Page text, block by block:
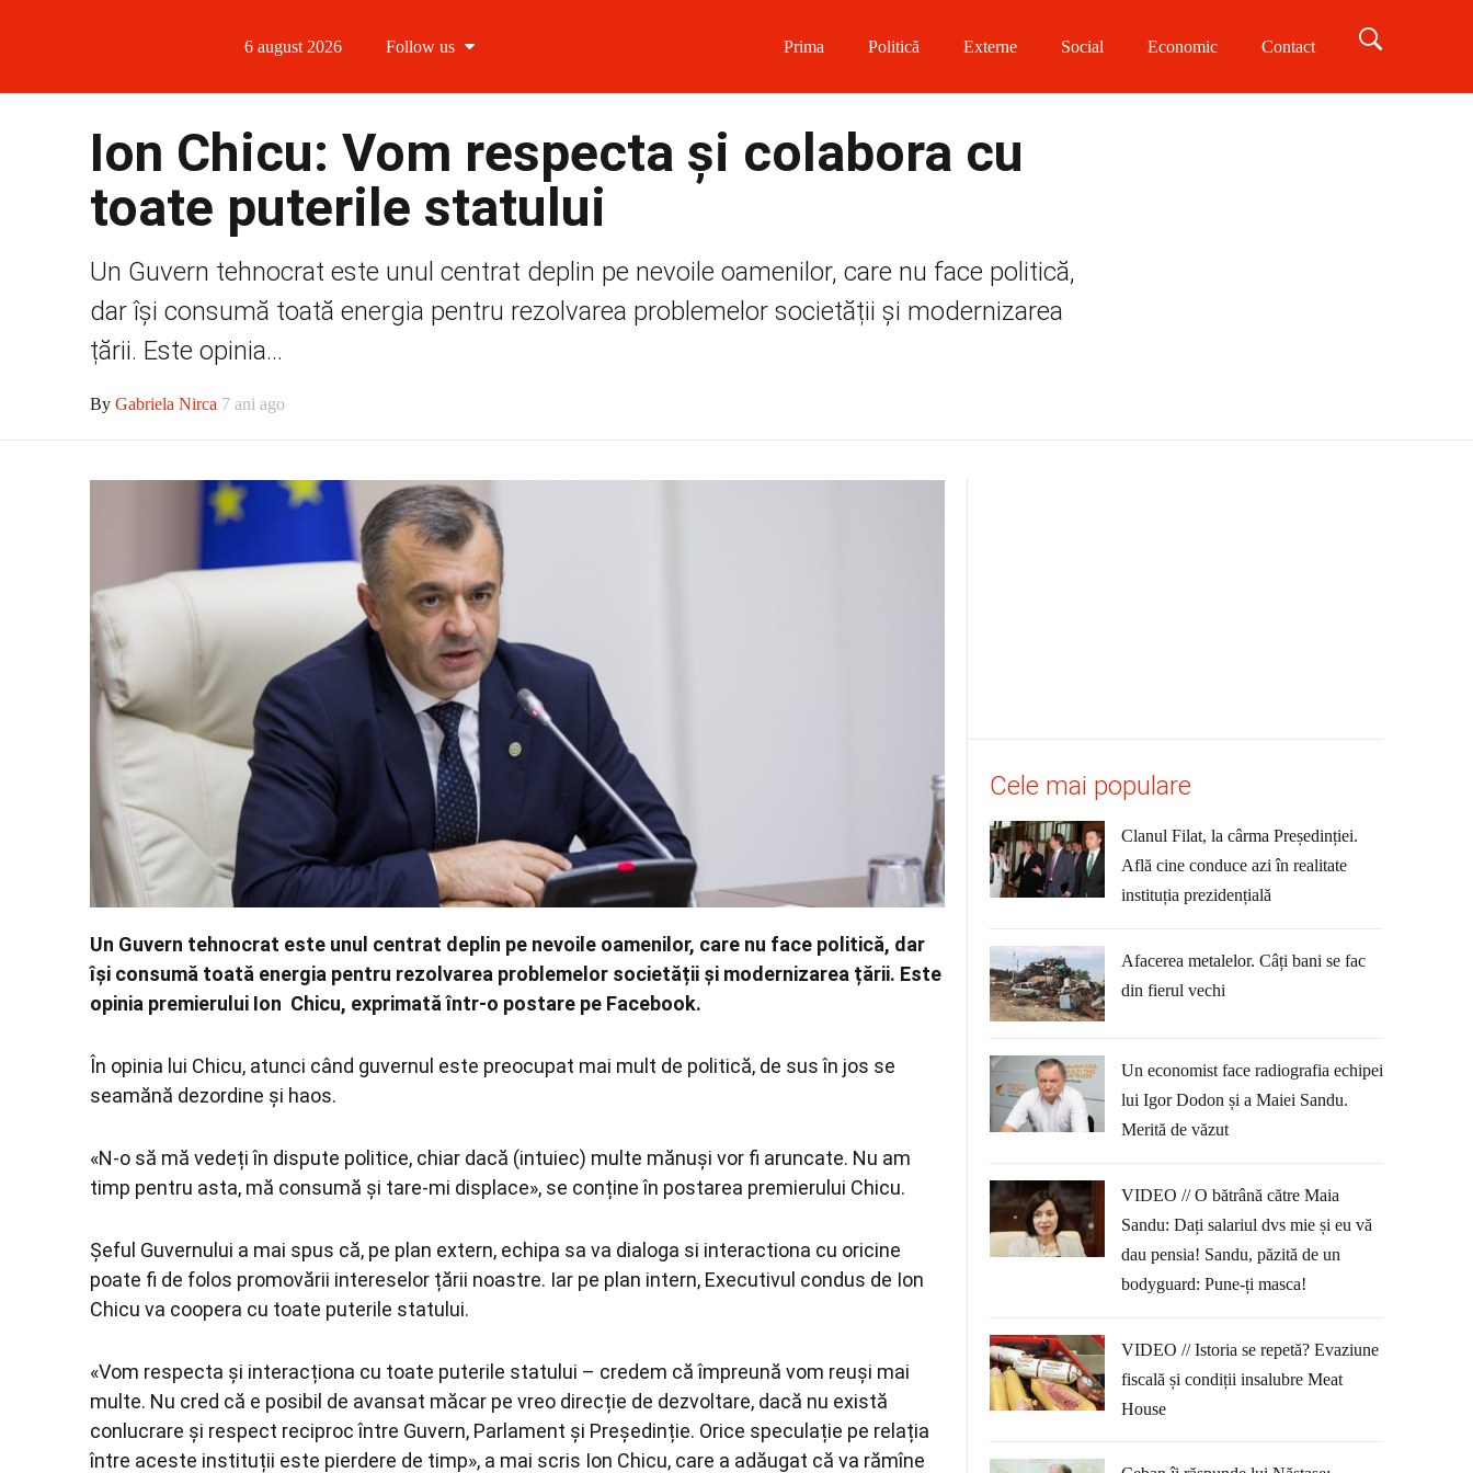
6 august 2026 Follow us
Follow us on Twitter
Follow us on Telegram
Prima Politică Externe Social Economic Contact
Ion Chicu: Vom respecta și colabora cu
toate puterile statului
Un Guvern tehnocrat este unul centrat deplin pe nevoile oamenilor, care nu face politică,
dar își consumă toată energia pentru rezolvarea problemelor societății și modernizarea
țării. Este opinia...
By Gabriela Nirca 7 ani ago
Un Guvern tehnocrat este unul centrat deplin pe nevoile oamenilor, care nu face politică, dar
își consumă toată energia pentru rezolvarea problemelor societății și modernizarea țării. Este
opinia premierului Ion Chicu, exprimată într-o postare pe Facebook.
În opinia lui Chicu, atunci când guvernul este preocupat mai mult de politică, de sus în jos se
seamănă dezordine și haos.
«N-o să mă vedeți în dispute politice, chiar dacă (intuiec) multe mănuși vor fi aruncate. Nu am
timp pentru asta, mă consumă și tare-mi displace», se conține în postarea premierului Chicu.
Șeful Guvernului a mai spus că, pe plan extern, echipa sa va dialoga si interactiona cu oricine
poate fi de folos promovării intereselor țării noastre. Iar pe plan intern, Executivul condus de Ion
Chicu va coopera cu toate puterile statului.
«Vom respecta și interacționa cu toate puterile statului – credem că împreună vom reuși mai
multe. Nu cred că e posibil de avansat măcar pe vreo direcție de dezvoltare, dacă nu există
conlucrare și respect reciproc între Guvern, Parlament și Președinție. Orice speculație pe relația
între aceste instituții este pierdere de timp», a mai scris Ion Chicu, care a adăugat că va rămîne
Cele mai populare
Clanul Filat, la cârma Președinției.
Află cine conduce azi în realitate
instituția prezidențială
Afacerea metalelor. Câți bani se fac
din fierul vechi
Un economist face radiografia echipei
lui Igor Dodon și a Maiei Sandu.
Merită de văzut
VIDEO // O bătrână către Maia
Sandu: Dați salariul dvs mie și eu vă
dau pensia! Sandu, păzită de un
bodyguard: Pune-ți masca!
VIDEO // Istoria se repetă? Evaziune
fiscală și condiții insalubre Meat
House